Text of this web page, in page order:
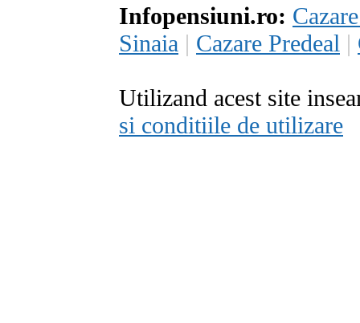
Infopensiuni.ro:
Sinaia | Cazare Predeal |
Utilizand acest site
si conditiile de utilizare